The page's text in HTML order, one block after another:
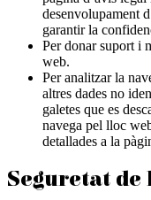
desenvolupament
garantir la
Per donar suport i
web.
Per analitzar la
altres dades no
galetes que es
navega pel lloc
detallades a la
Seguretat de